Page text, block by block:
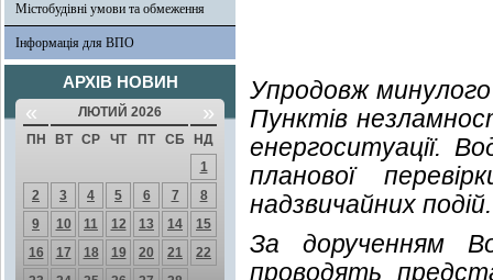
Містобудівні умови та обмеження
Інформація для ВПО
АРХІВ НОВИН
« ЛЮТИЙ 2026 »
ПН ВТ СР ЧТ ПТ СБ
НД
1
2
3 4 5 6 7
8
9
10 11 12 13 14
15
16
17 18 19 20 21
22
Упродовж
Пунктів
енергоситуації.
планової
надзвичайних подій.
За дорученням
проводять